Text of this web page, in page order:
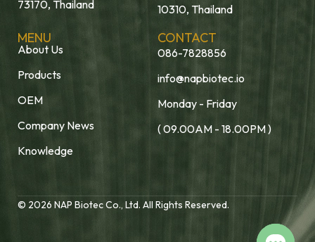
73170, Thailand
10310, Thailand
MENU
About Us
Products
OEM
Company News
Knowledge
CONTACT
086-7828856
info@napbiotec.io
Monday - Friday
( 09.00AM - 18.00PM )
© 2026 NAP Biotec Co., Ltd. All Rights Reserved.